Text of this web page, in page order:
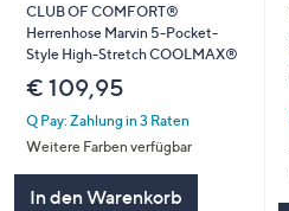
CLUB OF COMFORT®
Herrenhose Marvin 5-Pocket-
Style High-Stretch COOLMAX®
€ 109,95
Q Pay: Zahlung in 3 Raten
Weitere Farben verfügbar
In den Warenkorb